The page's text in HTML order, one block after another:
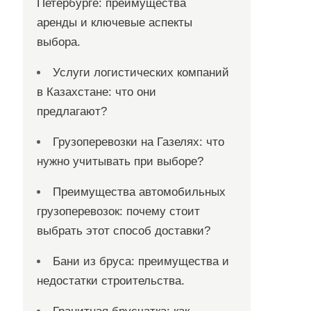
Петербурге: преимущества
аренды и ключевые аспекты
выбора.
Услуги логистических компаний
в Казахстане: что они
предлагают?
Грузоперевозки на Газелях: что
нужно учитывать при выборе?
Преимущества автомобильных
грузоперевозок: почему стоит
выбрать этот способ доставки?
Бани из бруса: преимущества и
недостатки строительства.